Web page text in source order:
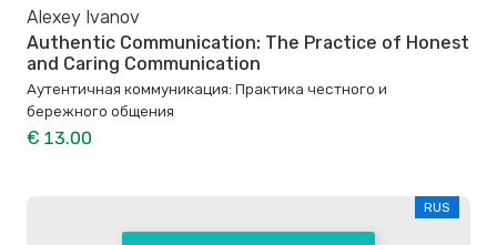
Alexey Ivanov
Authentic Communication: The Practice of Honest
and Caring Communication
Аутентичная коммуникация: Практика честного и
бережного общения
€ 13.00
RUS